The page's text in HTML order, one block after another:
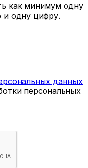
как минимум одну
и одну цифру.
данных
персональных